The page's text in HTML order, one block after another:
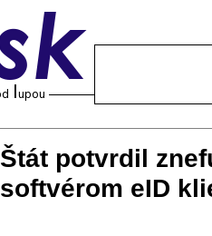
Štát potvrdil
softvérom eID